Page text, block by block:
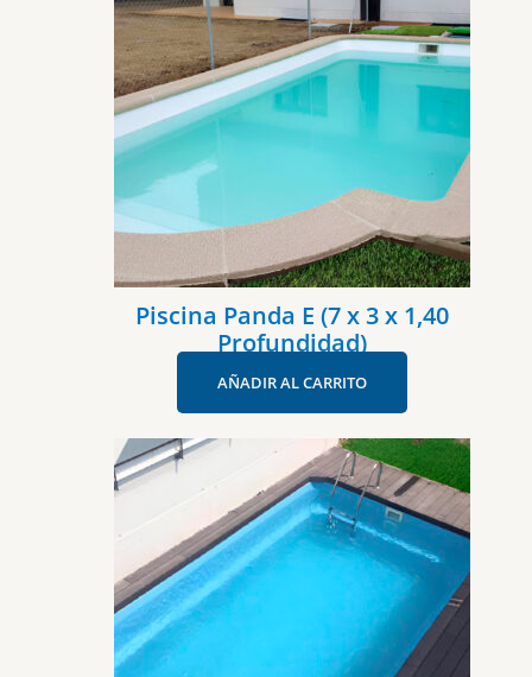
Piscina Panda E (7 x 3 x 1,40
Profundidad)
AÑADIR AL CARRITO